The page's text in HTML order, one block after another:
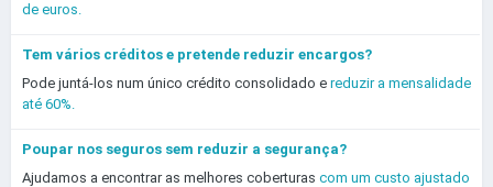
de euros.
Tem vários créditos e pretende reduzir encargos?
Pode juntá-los num único crédito consolidado e reduzir a mensalidade
até 60%.
Poupar nos seguros sem reduzir a segurança?
Ajudamos a encontrar as melhores coberturas com um custo ajustado